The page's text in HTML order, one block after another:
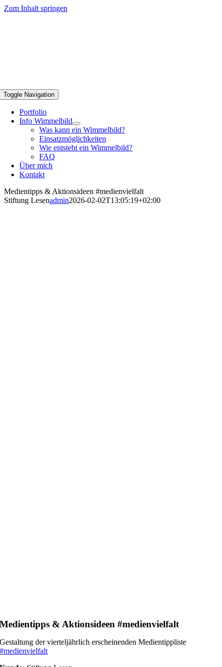
Zum Inhalt springen
Toggle Navigation
Portfolio
Info Wimmelbild
Was kann ein Wimmelbild?
Einsatzmöglichkeiten
Wie entsteht ein Wimmelbild?
FAQ
Über mich
Kontakt
Medientipps & Aktionsideen #medienvielfalt
Stiftung Lesenadmin2026-02-02T13:05:19+02:00
Medientipps & Aktionsideen #medienvielfalt
Gestaltung der vierteljährlich erscheinenden Medientippliste
#medienvielfalt